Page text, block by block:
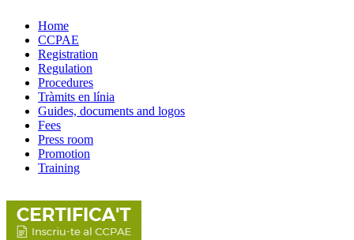
Home
CCPAE
Registration
Regulation
Procedures
Tràmits en línia
Guides, documents and logos
Fees
Press room
Promotion
Training